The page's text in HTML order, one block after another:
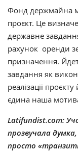
Фонд держмайна
проєкт. Це
державне
рахунок оренди
призначення.
завдання як
реалізації
єдина наша
Latifundist.com:
прозвучала
просто